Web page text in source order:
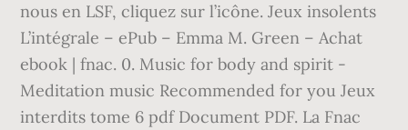
nous en LSF, cliquez sur l’icône. Jeux insolents
L’intégrale – ePub – Emma M. Green – Achat
ebook | fnac. 0. Music for body and spirit -
Meditation music Recommended for you Jeux
interdits tome 6 pdf Document PDF. La Fnac